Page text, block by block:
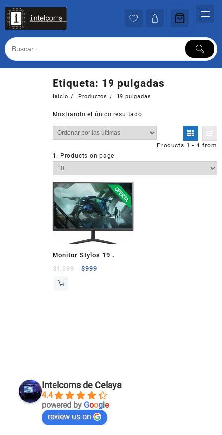
contenido
Etiqueta: 19 pulgadas
Inicio Productos 19 pulgadas
Mostrando el único resultado
Products 1 - 1 from
1 . Products on page
Monitor Stylos 19
Pulgadas Hdmi Vga
1440×900
$1,399 $999
Intelcoms de Celaya
4.4
powered by Google
review us on